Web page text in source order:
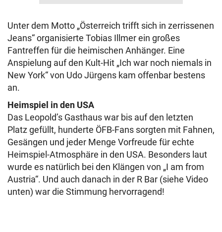
Unter dem Motto „Österreich trifft sich in zerrissenen
Jeans“ organisierte Tobias Illmer ein großes
Fantreffen für die heimischen Anhänger. Eine
Anspielung auf den Kult-Hit „Ich war noch niemals in
New York“ von Udo Jürgens kam offenbar bestens
an.
Heimspiel in den USA
Das Leopold’s Gasthaus war bis auf den letzten
Platz gefüllt, hunderte ÖFB-Fans sorgten mit Fahnen,
Gesängen und jeder Menge Vorfreude für echte
Heimspiel-Atmosphäre in den USA. Besonders laut
wurde es natürlich bei den Klängen von „I am from
Austria“. Und auch danach in der R Bar (siehe Video
unten) war die Stimmung hervorragend!